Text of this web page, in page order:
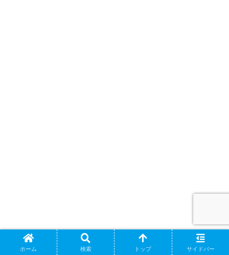
まとめ
ホーム 検索 トップ サイドバー